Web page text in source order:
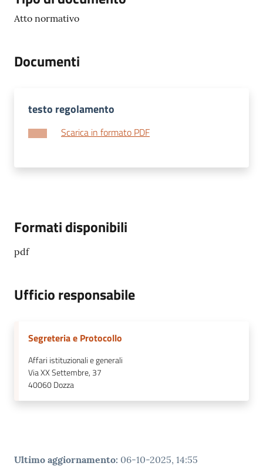
Atto normativo
Documenti
testo regolamento
Scarica in formato PDF
Formati disponibili
pdf
Ufficio responsabile
Segreteria e Protocollo
Affari istituzionali e generali
Via XX Settembre, 37
40060Dozza
Ultimo aggiornamento: 06-10-2025, 14:55